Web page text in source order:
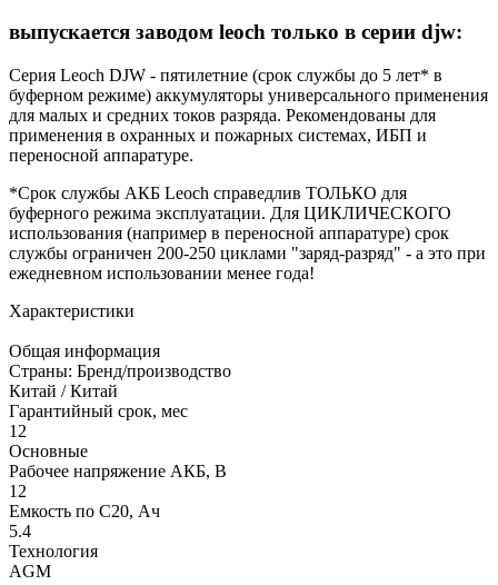
выпускается заводом leoch только в серии djw:
Серия Leoch DJW - пятилетние (срок службы до 5 лет* в
буферном режиме) аккумуляторы универсального применения
для малых и средних токов разряда. Рекомендованы для
применения в охранных и пожарных системах, ИБП и
переносной аппаратуре.
*Срок службы АКБ Leoch справедлив ТОЛЬКО для
буферного режима эксплуатации. Для ЦИКЛИЧЕСКОГО
использования (например в переносной аппаратуре) срок
службы ограничен 200-250 циклами "заряд-разряд" - а это при
ежедневном использовании менее года!
Характеристики
Общая информация
Страны: Бренд/производство
Китай / Китай
Гарантийный срок, мес
12
Основные
Рабочее напряжение АКБ, B
12
Емкость по С20, Ач
5.4
Технология
AGM